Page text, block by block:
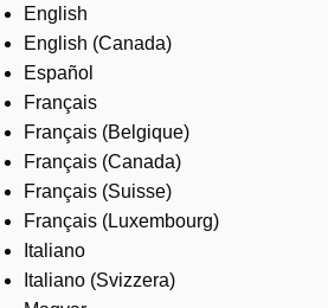
Careers
English
English (Canada)
Español
Français
Français (Belgique)
Français (Canada)
Français (Suisse)
Français (Luxembourg)
Italiano
Italiano (Svizzera)